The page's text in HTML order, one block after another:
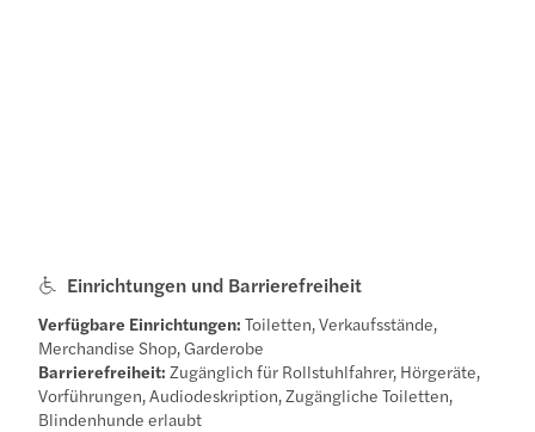
Einrichtungen und Barrierefreiheit
Verfügbare Einrichtungen: Toiletten, Verkaufsstände,
Merchandise Shop, Garderobe
Barrierefreiheit: Zugänglich für Rollstuhlfahrer, Hörgeräte,
Vorführungen, Audiodeskription, Zugängliche Toiletten,
Blindenhunde erlaubt